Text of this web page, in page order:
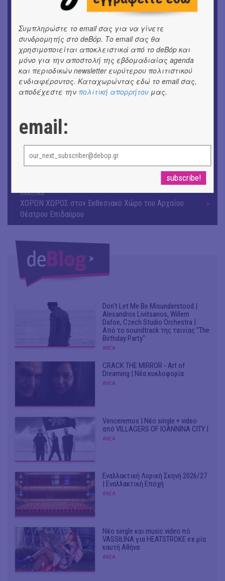
ΕΙΚΑΣΤΙΚΑ
Θανάσης Λάλας-Κώστας Τσόκλης - Συνομιλώντας με
εικόνες και λέξεις
Οι γαλλικές ταινίες του 16ου Athens Open Air Film
ΘΕΑΤΡΟ / ΧΟΡΟΣ
ΕΙΚΑΣΤΙΚΑ
ΧΟΡΩΝ ΧΩΡΟΣ στον Εκθεσιακό Χώρο του Αρχαίου
Θέατρου Επιδαύρου
Don't Let Me Be Misunderstood |
Alexandros Livitsanos, Willem
Dafoe, Czech Studio Orchestra |
Από το soundtrack της ταινίας "The
Birthday Party"
#ΝΕΑ
CRACK THE MIRROR - Art of
Dreaming | Νέα κυκλοφορία
#ΝΕΑ
Venceremos | Νέο single + video
από VILLAGERS OF IOANNINA CITY |
#ΝΕΑ
Εναλλακτική Λυρική Σκηνή 2026/27
| Εναλλακτική Εποχή
#ΝΕΑ
Νέο single και music video πό
VASSIŁINA για HEATSTROKE σε μία
καυτή Αθήνα
#ΝΕΑ
Συμπληρώστε το email σας για να γίνετε
συνδρομητής στο deBόp. Το email σας θα
χρησιμοποιείται αποκλειστικά από το deBόp και
μόνο για την αποστολή της εβδομαδιαίας agenda
και περιοδικών newsletter ευρύτερου πολιτιστικού
ενδιαφέροντος. Καταχωρώντας εδώ το email σας,
αποδέχεστε την πολιτική απορρήτου μας.
email: